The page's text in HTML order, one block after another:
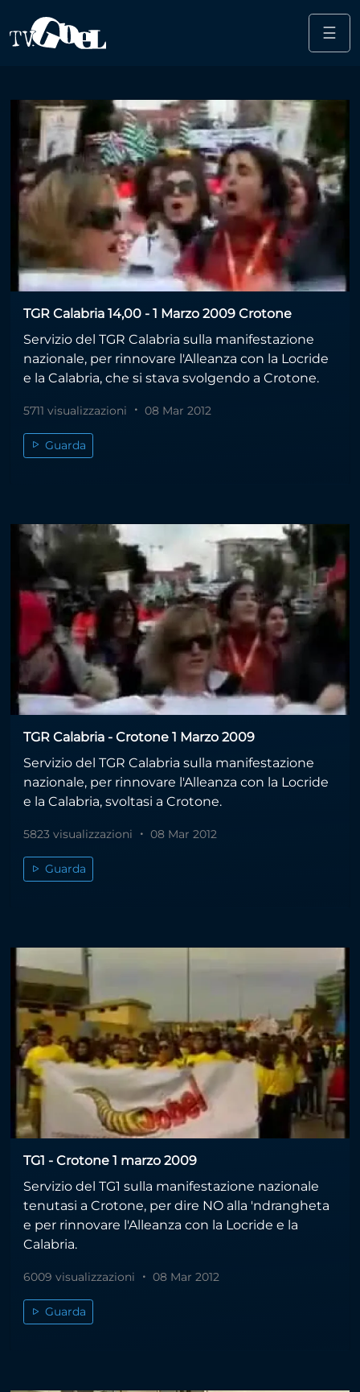
☰
Media
TGR Calabria 14,00 - 1 Marzo 2009 Crotone
Servizio del TGR Calabria sulla manifestazione
nazionale, per rinnovare l'Alleanza con la Locride
e la Calabria, che si stava svolgendo a Crotone.
5711 visualizzazioni 08 Mar 2012
Guarda
TGR Calabria - Crotone 1 Marzo 2009
Servizio del TGR Calabria sulla manifestazione
nazionale, per rinnovare l'Alleanza con la Locride
e la Calabria, svoltasi a Crotone.
5823 visualizzazioni 08 Mar 2012
Guarda
TG1 - Crotone 1 marzo 2009
Servizio del TG1 sulla manifestazione nazionale
tenutasi a Crotone, per dire NO alla 'ndrangheta
e per rinnovare l'Alleanza con la Locride e la
Calabria.
6009 visualizzazioni 08 Mar 2012
Guarda